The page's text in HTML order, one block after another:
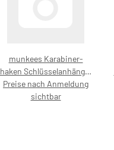
munkees Karabiner-
haken Schlüsselanhänger
Birnenform Mehrzweck,
3238 – mit Preisaufdruck
Preise nach Anmeldung
sichtbar